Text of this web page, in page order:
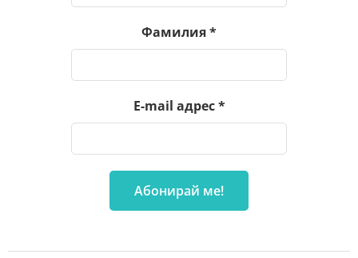
Фамилия*
E-mail адрес*